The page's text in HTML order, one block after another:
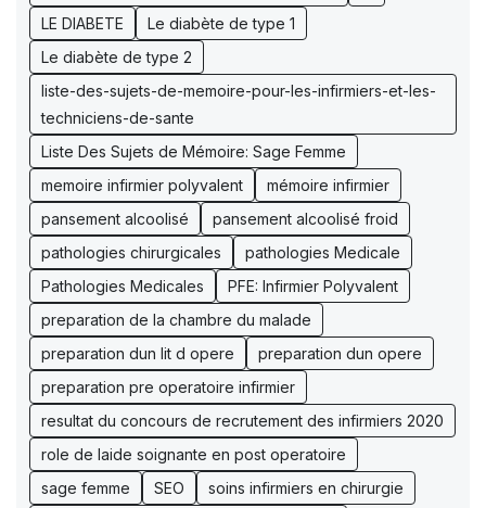
LE DIABETE
Le diabète de type 1
Le diabète de type 2
liste-des-sujets-de-memoire-pour-les-infirmiers-et-les-
techniciens-de-sante
Liste Des Sujets de Mémoire: Sage Femme
memoire infirmier polyvalent
mémoire infirmier
pansement alcoolisé
pansement alcoolisé froid
pathologies chirurgicales
pathologies Medicale
Pathologies Medicales
PFE: Infirmier Polyvalent
preparation de la chambre du malade
preparation dun lit d opere
preparation dun opere
preparation pre operatoire infirmier
resultat du concours de recrutement des infirmiers 2020
role de laide soignante en post operatoire
sage femme
SEO
soins infirmiers en chirurgie